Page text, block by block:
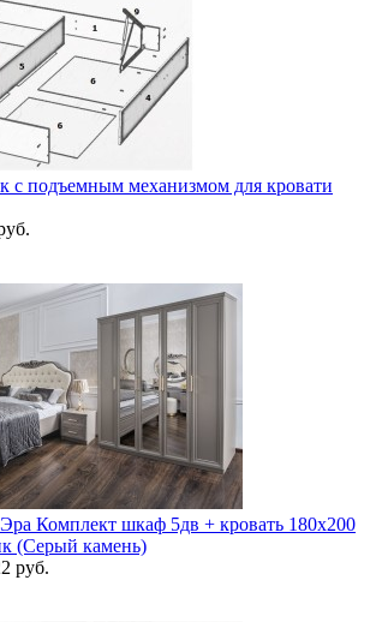
подъемным механизмом для кровати
Комплект шкаф 5дв + кровать 180х200
(Серый камень)
руб.